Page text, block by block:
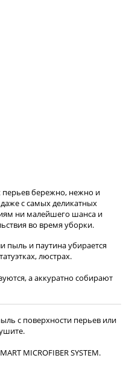
перьев бережно, нежно и
с самых деликатных
ни малейшего шанса и
во время уборки.
пыль и паутина убирается
люстрах.
а аккуратно собирают
с поверхности перьев или
MICROFIBER SYSTEM.